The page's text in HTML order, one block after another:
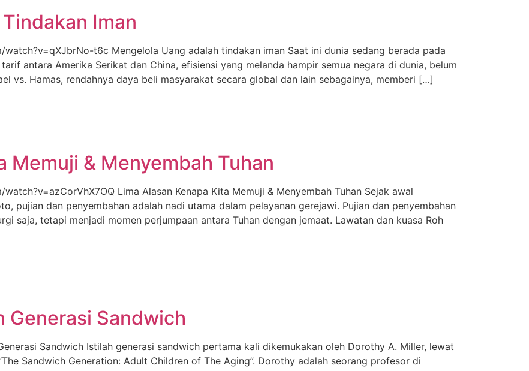
Iman
watch?v=qXJbrNo-t6c Mengelola Uang adalah tindakan iman Saat ini dunia sedang berada pada
antara Amerika Serikat dan China, efisiensi yang melanda hampir semua negara di dunia, belum
vs. Hamas, rendahnya daya beli masyarakat secara global dan lain sebagainya, memberi […]
Memuji & Menyembah Tuhan
Lima Alasan Kenapa Kita Memuji & Menyembah Tuhan Sejak awal
pujian dan penyembahan adalah nadi utama dalam pelayanan gerejawi. Pujian dan penyembahan
saja, tetapi menjadi momen perjumpaan antara Tuhan dengan jemaat. Lawatan dan kuasa Roh
Generasi Sandwich
Sandwich Istilah generasi sandwich pertama kali dikemukakan oleh Dorothy A. Miller, lewat
Sandwich Generation: Adult Children of The Aging”. Dorothy adalah seorang profesor di